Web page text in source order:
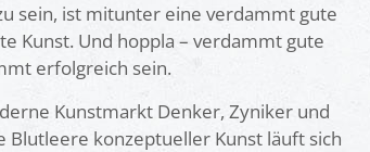
sein, ist mitunter eine verdammt gute
Kunst. Und hoppla – verdammt gute
erfolgreich sein.
Kunstmarkt Denker, Zyniker und
Blutleere konzeptueller Kunst läuft sich
von Stockhausen | Amazon